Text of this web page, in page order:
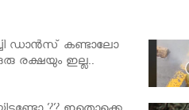
ഡാൻസ് കണ്ടാലോ
രക്ഷയും ഇല്ല..